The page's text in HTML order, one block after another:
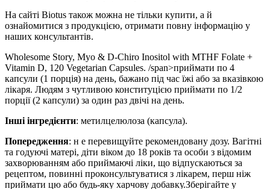
На сайті Biotus також можна не тільки купити, а й
ознайомитися з продукцією, отримати повну інформацію у
наших консультантів.
Wholesome Story, Myo & D-Chiro Inositol with MTHF Folate +
Vitamin D, 120 Vegetarian Capsules. /span>приймати по 4
капсули (1 порція) на день, бажано під час їжі або за вказівкою
лікаря. Людям з чутливою конституцією приймати по 1/2
порції (2 капсули) за один раз двічі на день.
Інші інгредієнти: метилцелюлоза (капсула).
Попередження: н е перевищуйте рекомендовану дозу. Вагітні
та годуючі матері, діти віком до 18 років та особи з відомим
захворюванням або приймаючі ліки, що відпускаються за
рецептом, повинні проконсультуватися з лікарем, перш ніж
приймати цю або будь-яку харчову добавку.Зберігайте у